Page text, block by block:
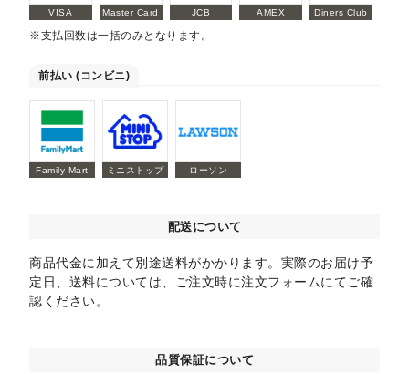
VISA Master Card JCB AMEX Diners Club
※支払回数は一括のみとなります。
前払い (コンビニ)
Family Mart ミニストップ ローソン
配送について
商品代金に加えて別途送料がかかります。実際のお届け予
定日、送料については、ご注文時に注文フォームにてご確
認ください。
品質保証について